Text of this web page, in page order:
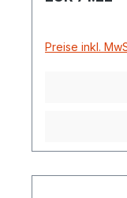
Preise inkl.